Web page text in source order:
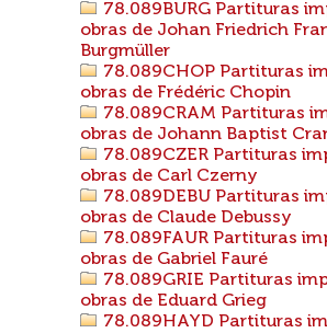
78.089BURG Partituras
obras de Johan Friedrich
Burgmüller
78.089CHOP Partituras
obras de Frédéric Chopin
78.089CRAM Partituras
obras de Johann Baptist
78.089CZER Partituras
obras de Carl Czerny
78.089DEBU Partituras
obras de Claude Debussy
78.089FAUR Partituras
obras de Gabriel Fauré
78.089GRIE Partituras
obras de Eduard Grieg
78.089HAYD Partituras